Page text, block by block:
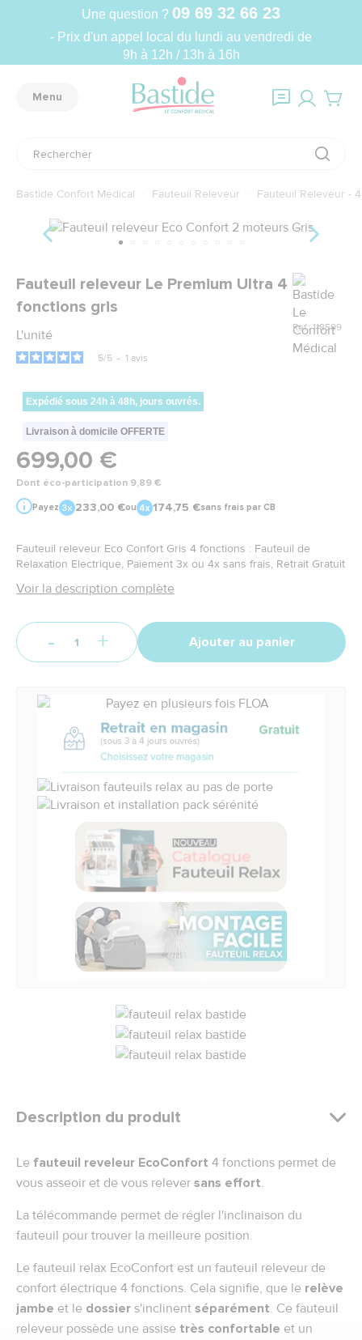
Une question ? 09 69 32 66 23
- Prix d'un appel local du lundi au vendredi de
9h à 12h / 13h à 16h
Menu
Bastide Confort Médical Fauteuil Releveur Fauteuil Releveur -
Fauteuil releveur Le Premium Ultra 4
fonctions gris
L'unité
Marque
Ref.: 118599
5/5 - 1 avis
Expédié sous 24h à 48h, jours ouvrés.
Livraison à domicile OFFERTE
699,00 €
Dont éco-participation 9,89 €
Payez 233,00 €ou 174,75 €sans frais par CB
Fauteuil releveur Eco Confort Gris 4 fonctions : Fauteuil de
Relaxation Electrique, Paiement 3x ou 4x sans frais, Retrait Gratuit
Voir la description complète
- + Ajouter au panier
Description du produit
Le fauteuil reveleur EcoConfort 4 fonctions permet de
vous asseoir et de vous relever sans effort.
La télécommande permet de régler l'inclinaison du
fauteuil pour trouver la meilleure position.
Le fauteuil relax EcoConfort est un fauteuil releveur de
confort électrique 4 fonctions. Cela signifie, que le relève
jambe et le dossier s'inclinent séparément. Ce fauteuil
releveur possède une assise très confortable et un